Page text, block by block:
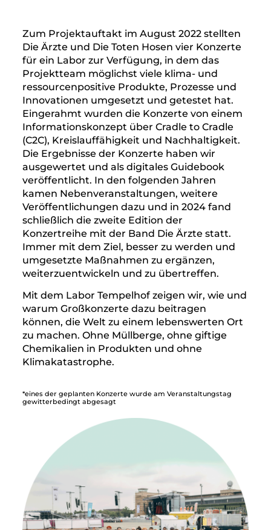
Zum Projektauftakt im August 2022 stellten
Die Ärzte und Die Toten Hosen vier Konzerte
für ein Labor zur Verfügung, in dem das
Projektteam möglichst viele klima- und
ressourcenpositive Produkte, Prozesse und
Innovationen umgesetzt und getestet hat.
Eingerahmt wurden die Konzerte von einem
Informationskonzept über Cradle to Cradle
(C2C), Kreislauffähigkeit und Nachhaltigkeit.
Die Ergebnisse der Konzerte haben wir
ausgewertet und als digitales Guidebook
veröffentlicht. In den folgenden Jahren
kamen Nebenveranstaltungen, weitere
Veröffentlichungen dazu und in 2024 fand
schließlich die zweite Edition der
Konzertreihe mit der Band Die Ärzte statt.
Immer mit dem Ziel, besser zu werden und
umgesetzte Maßnahmen zu ergänzen,
weiterzuentwickeln und zu übertreffen.
Mit dem Labor Tempelhof zeigen wir, wie und
warum Großkonzerte dazu beitragen
können, die Welt zu einem lebenswerten Ort
zu machen. Ohne Müllberge, ohne giftige
Chemikalien in Produkten und ohne
Klimakatastrophe.
*eines der geplanten Konzerte wurde am Veranstaltungstag
gewitterbedingt abgesagt